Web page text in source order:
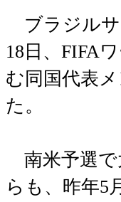
ブラジルサ
18日、FIFA
む同国代表
た。
南米予選で
らも、昨年5